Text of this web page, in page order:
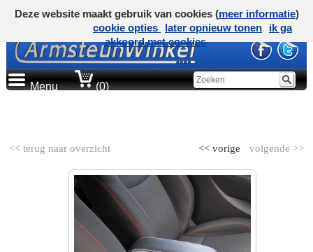
Menu (0)
<< terug naar overzicht volgende >>
<< vorige
Deze website maakt gebruik van cookies (meer informatie)
cookie opties
later opnieuw tonen
ik ga
akkoord met cookies